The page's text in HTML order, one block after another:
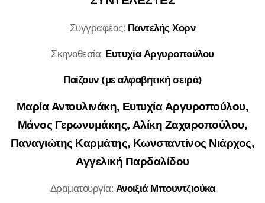
Συγγραφέας: Παντελής Χορν
Σκηνοθεσία: Ευτυχία Αργυροπούλου
Παίζουν (με αλφαβητική σειρά)
Μαρία Αντουλινάκη, Ευτυχία Αργυροπούλου,
Μάνος Γερωνυμάκης, Αλίκη Ζαχαροπούλου,
Παναγιώτης Καρμάτης, Κωνσταντίνος Νιάρχος,
Αγγελική Παρδαλίδου
Δραματουργία: Ανοιξιά Μπουντζιούκα